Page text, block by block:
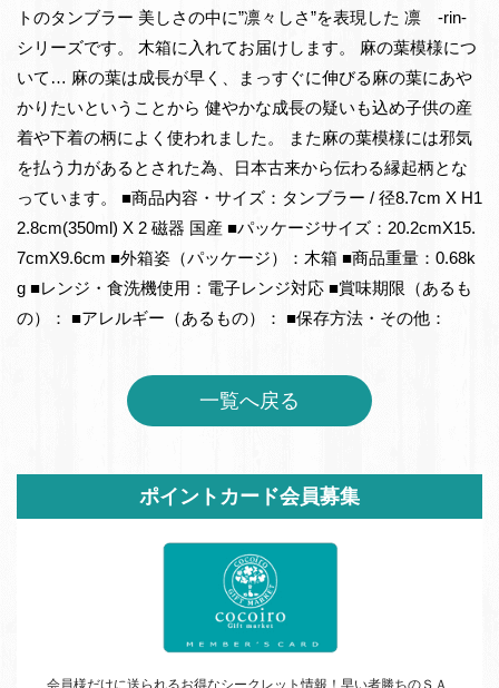
トのタンブラー 美しさの中に”凛々しさ”を表現した 凛 -rin-
シリーズです。 木箱に入れてお届けします。 麻の葉模様につ
いて… 麻の葉は成長が早く、まっすぐに伸びる麻の葉にあや
かりたいということから 健やかな成長の疑いも込め子供の産
着や下着の柄によく使われました。 また麻の葉模様には邪気
を払う力があるとされた為、日本古来から伝わる縁起柄とな
っています。 ■商品内容・サイズ：タンブラー / 径8.7cm X H1
2.8cm(350ml) X 2 磁器 国産 ■パッケージサイズ：20.2cmX15.
7cmX9.6cm ■外箱姿（パッケージ）：木箱 ■商品重量：0.68k
g ■レンジ・食洗機使用：電子レンジ対応 ■賞味期限（あるも
の）： ■アレルギー（あるもの）： ■保存方法・その他：
一覧へ戻る
イ
ポイントカード会員募集
会員様だけに送られるお得なシークレット情報！早い者勝ちのＳＡ